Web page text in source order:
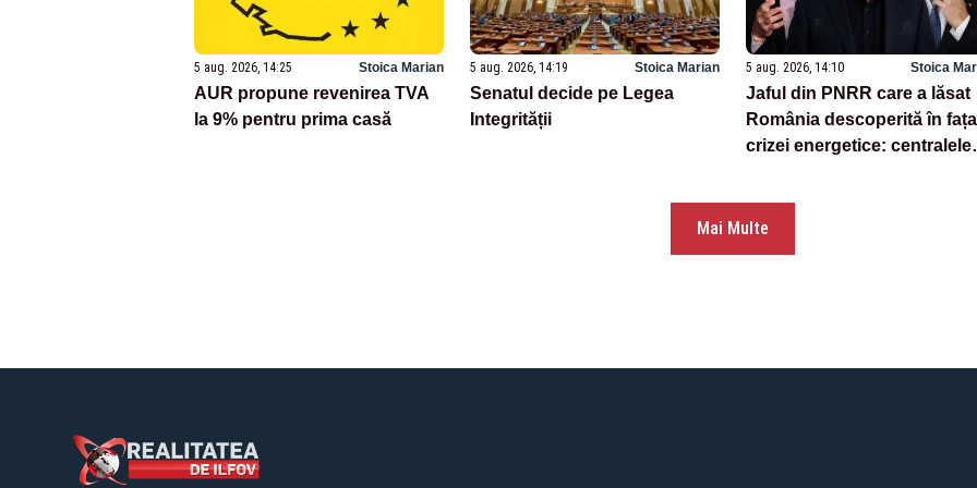
5 aug. 2026, 14:25 Stoica Marian
AUR propune revenirea TVA
la 9% pentru prima casă
5 aug. 2026, 14:19 Stoica Marian
Senatul decide pe Legea
Integrității
5 aug. 2026, 14:10 Stoica
Jaful din PNRR care a lăsat
România descoperită în fața
crizei energetice: centralele
Mai Multe